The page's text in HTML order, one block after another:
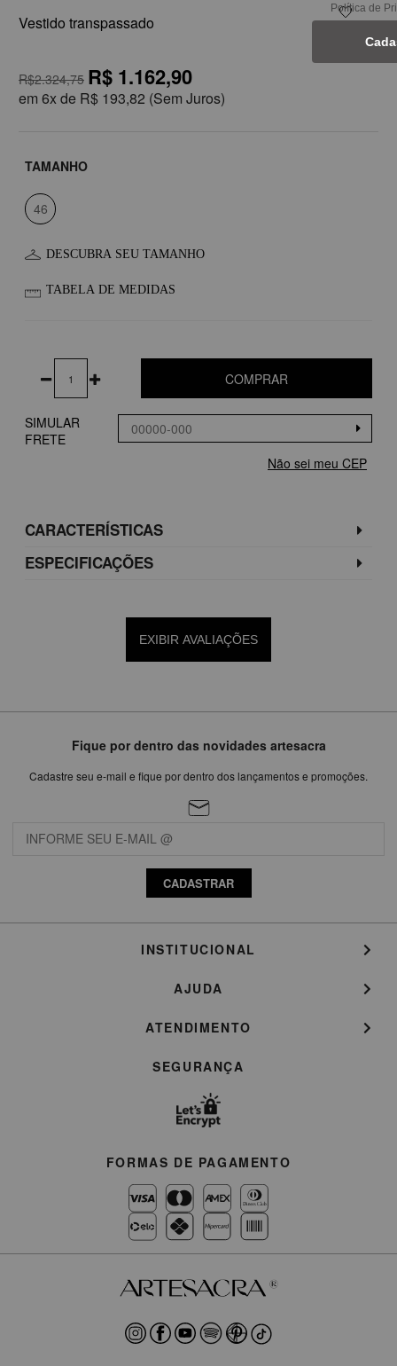
Vestido transpassado
R$2.324,75 R$ 1.162,90
em 6x de R$ 193,82 (Sem Juros)
TAMANHO
46
DESCUBRA SEU TAMANHO
TABELA DE MEDIDAS
COMPRAR
SIMULAR
FRETE
Não sei meu CEP
CARACTERÍSTICAS
ESPECIFICAÇÕES
EXIBIR AVALIAÇÕES
Fique por dentro das novidades artesacra
Cadastre seu e-mail e fique por dentro dos lançamentos e promoções.
CADASTRAR
INSTITUCIONAL
AJUDA
ATENDIMENTO
SEGURANÇA
FORMAS DE PAGAMENTO
Política de